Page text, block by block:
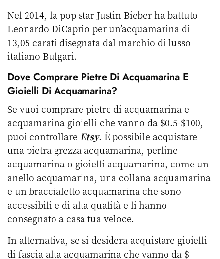
Nel 2014, la pop star Justin Bieber ha battuto
Leonardo DiCaprio per un’acquamarina di
13,05 carati disegnata dal marchio di lusso
italiano Bulgari.
Dove Comprare Pietre Di Acquamarina E
Gioielli Di Acquamarina?
Se vuoi comprare pietre di acquamarina e
acquamarina gioielli che vanno da $0.5-$100,
puoi controllare Etsy. È possibile acquistare
una pietra grezza acquamarina, perline
acquamarina o gioielli acquamarina, come un
anello acquamarina, una collana acquamarina
e un braccialetto acquamarina che sono
accessibili e di alta qualità e li hanno
consegnato a casa tua veloce.
In alternativa, se si desidera acquistare gioielli
di fascia alta acquamarina che vanno da $